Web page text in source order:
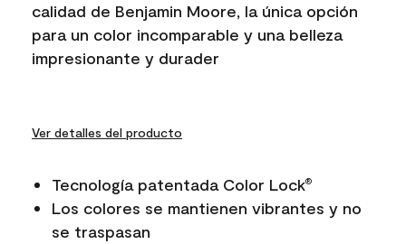
calidad de Benjamin Moore, la única opción
para un color incomparable y una belleza
impresionante y durader
Ver detalles del producto
Tecnología patentada Color Lock®
Los colores se mantienen vibrantes y no
se traspasan